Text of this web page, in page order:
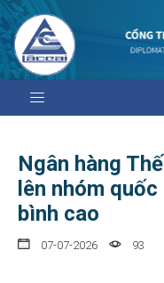
Ngân hàng
lên nhóm
bình cao
07-07-2026 93